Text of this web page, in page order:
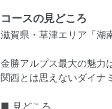
コースの見どころ
滋賀県・草津エリア「湖
金勝アルプス最大の魅力
関西とは思えないダイナ
■ 見どころ